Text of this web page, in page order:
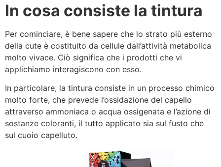
In cosa consiste la tintura
Per cominciare, è bene sapere che lo strato più esterno
della cute è costituito da cellule dall’attività metabolica
molto vivace. Ciò significa che i prodotti che vi
applichiamo interagiscono con esso.
In particolare, la tintura consiste in un processo chimico
molto forte, che prevede l’ossidazione del capello
attraverso ammoniaca o acqua ossigenata e l’azione di
sostanze coloranti, il tutto applicato sia sul fusto che
sul cuoio capelluto.